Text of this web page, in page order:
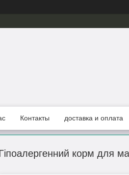
Контакты доставка и оплата
корм для